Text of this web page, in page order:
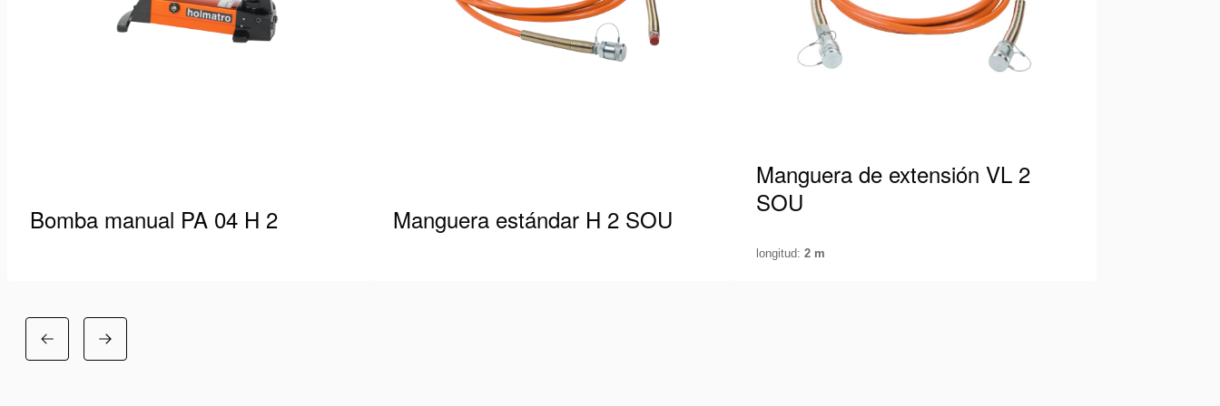
Bomba manual PA 04 H 2
compacta, ergonómica…
Ver detalles
Manguera estándar H 2 SOU
Manguera de extensión VL 2
SOU
longitud: 2 m